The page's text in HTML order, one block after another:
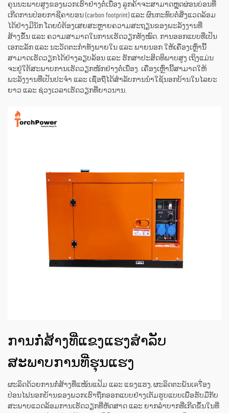
ຄຸນນະພາບສູງຂອງພວກເຮົາຢ່າງຕໍ່ເນື່ອງ ລູກຄ້າຈະສາມາດຫຼຸດຜ່ອນບ່ອນທີ່
ເກີດການປ່ອຍກາຊີຄາບອນ (carbon footprint) ແລະ ຜົນກະທົບຕໍ່ສິ່ງແວດລ້ອມ
ໄດ້ຢ່າງມີນັກ ໂດຍບໍ່ຕ້ອງເສຍສະຫຼາຍຄວາມສະຖຽນຂອງພະລັງງານທີ່
ສ້າງຂຶ້ນ ແລະ ຄວາມສາມາດໃນການເຮັດວຽກທັງໝົດ. ການອອກແບບທີ່ເປັນ
ເອກະລັກ ແລະ ນະວັດຕະກຳທັງພາຍໃນ ແລະ ພາຍນອກ ໃຫ້ເຄື່ອງເຫຼົ່ານີ້
ສາມາດເຮັດວຽກໄດ້ຢ່າງລຽບລ້ອນ ແລະ ຮັກສາປະສິດທິພາບສູງ ເຖິງແມ່ນ
ຈະຢູ່ໃຕ້ສະພາບການເຮັດວຽກໜັກຢ່າງຕໍ່ເນື່ອງ. ເຄື່ອງເຫຼົ່ານີ້ສາມາດໃຫ້
ພະລັງງານທີ່ເປັນປະຈຳ ແລະ ເຊື່ອຖືໄດ້ສຳລັບການນຳໃຊ້ນອກບ້ານໃນໄລຍະ
ຍາວ ແລະ ຊ່ວງເວລາເຮັດວຽກທີ່ຍາວນານ.
ການກໍ່ສ້າງທີ່ແຂງແຮງສຳລັບ
ສະພາບການທີ່ຮຸນແຮງ
ຜະລິດດ້ວຍການກໍ່ສ້າງທີ່ແໜ້ນແຟ້ມ ແລະ ແຂງແຮງ, ຜະລິດຕະພັນເครື່ອງ
ປ່ອນໄຟນອກບ້ານຂອງພວກເຮົາຖືກອອກແບບຢ່າງເຕັມຮູບແບບເພື່ອຮັບມືກັບ
ສະພາບແວດລ້ອມການເຮັດວຽກທີ່ຫັດສາດ ແລະ ຍາກລຳບາກທີ່ເກີດຂຶ້ນໃນທີ່